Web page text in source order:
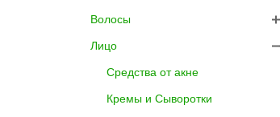
Волосы
Лицо
Средства от акне
Кремы и Сыворотки